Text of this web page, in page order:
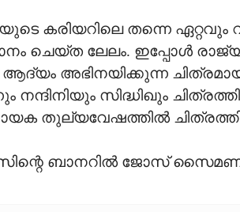
കരിയറിലെ തന്നെ ഏറ്റവും
ചെയ്ത ലേലം. ഇപ്പോള്‍
അഭിനയിക്കുന്ന
നന്ദിനിയും സിദ്ധിഖും
തുല്യവേഷത്തില്‍
ബാനറില്‍ ജോസ്